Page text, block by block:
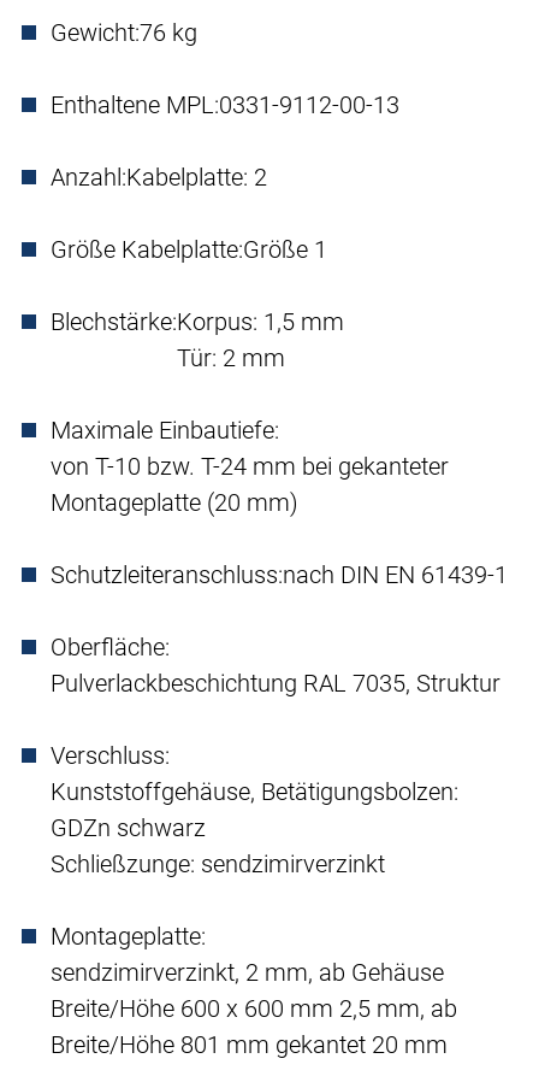
Gewicht:76 kg
Enthaltene MPL:0331-9112-00-13
Anzahl:Kabelplatte: 2
Größe Kabelplatte:Größe 1
Blechstärke:Korpus: 1,5 mm
Tür: 2 mm
Maximale Einbautiefe:
von T-10 bzw. T-24 mm bei gekanteter
Montageplatte (20 mm)
Schutzleiteranschluss:nach DIN EN 61439-1
Oberfläche:
Pulverlackbeschichtung RAL 7035, Struktur
Verschluss:
Kunststoffgehäuse, Betätigungsbolzen:
GDZn schwarz
Schließzunge: sendzimirverzinkt
Montageplatte:
sendzimirverzinkt, 2 mm, ab Gehäuse
Breite/Höhe 600 x 600 mm 2,5 mm, ab
Breite/Höhe 801 mm gekantet 20 mm